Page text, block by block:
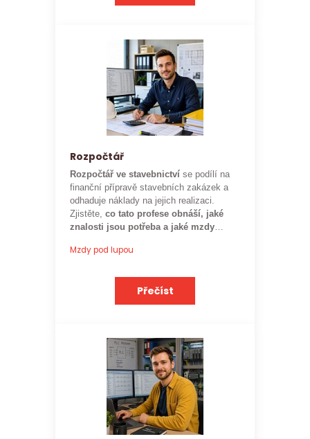
Rozpočtář
Rozpočtář ve stavebnictví se podílí na
finanční přípravě stavebních zakázek a
odhaduje náklady na jejich realizaci.
Zjistěte, co tato profese obnáší, jaké
znalosti jsou potřeba a jaké mzdy
očekávat.
Mzdy pod lupou
Přečíst